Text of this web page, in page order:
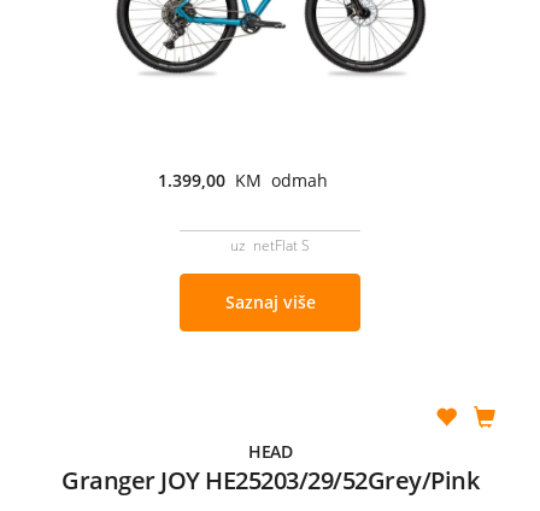
1.399,00 KM odmah
uz netFlat S
Saznaj više
HEAD
Granger JOY HE25203/29/52Grey/Pink